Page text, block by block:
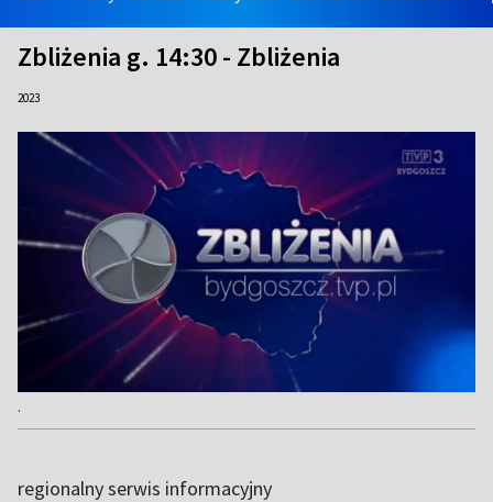
Zbliżenia g. 14:30 - Zbliżenia
2023
.
regionalny serwis informacyjny